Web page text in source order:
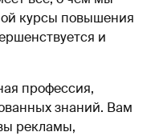
курсы повышения
и
профессия,
знаний. Вам
рекламы,